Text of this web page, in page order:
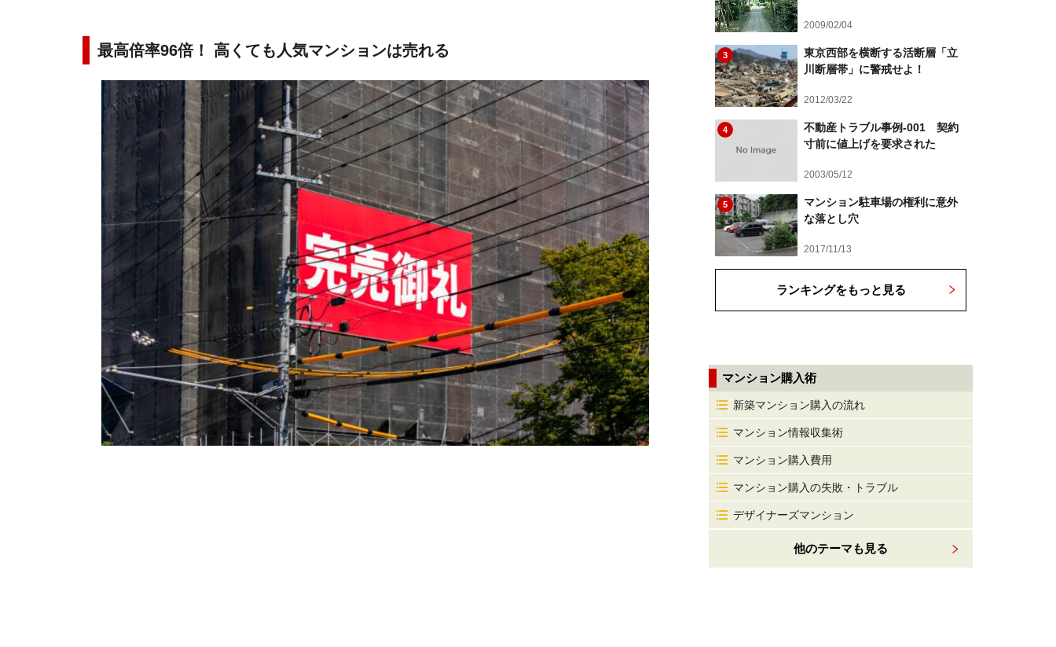
最高倍率96倍！ 高くても人気マンションは売れる
2009/02/04
3
東京西部を横断する活断層「立
川断層帯」に警戒せよ！
2012/03/22
4
不動産トラブル事例-001 契約
寸前に値上げを要求された
2003/05/12
5
マンション駐車場の権利に意外
な落とし穴
2017/11/13
ランキングをもっと見る
マンション購入術
新築マンション購入の流れ
マンション情報収集術
マンション購入費用
マンション購入の失敗・トラブル
デザイナーズマンション
他のテーマも見る